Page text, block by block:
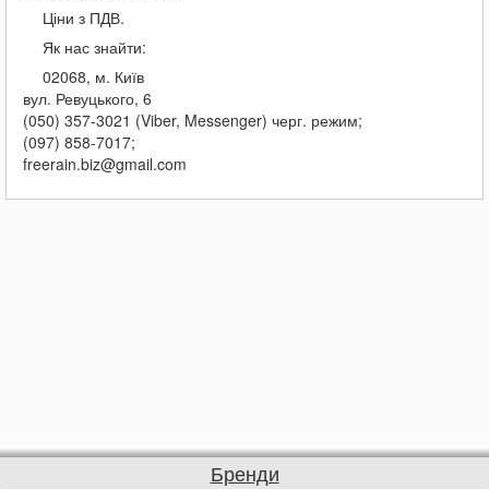
Ціни з ПДВ.
Як нас знайти:
02068, м. Київ
вул. Ревуцького, 6
(050) 357-3021 (Viber, Messenger) черг. режим;
(097) 858-7017;
freerain.biz@gmail.com
Бренди